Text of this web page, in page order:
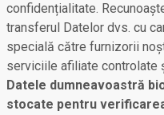
confidențialitate.
transferul Datelor dvs. cu
specială către furnizorii
serviciile afiliate controlate
Datele dumneavoastră
stocate pentru